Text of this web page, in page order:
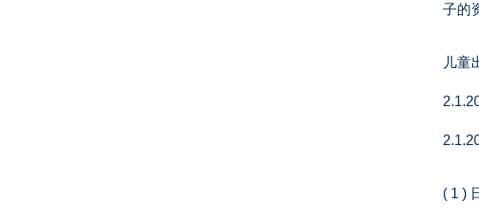
子的
儿童
( 1 )